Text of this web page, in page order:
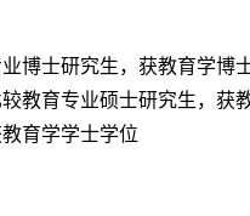
博士研究生，获教育学博
教育专业硕士研究生，获
育学学士学位